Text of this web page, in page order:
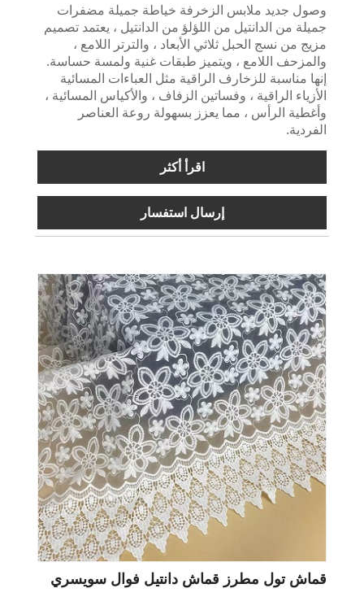
وصول جديد ملابس الزخرفة خياطة جميلة مضفرات
جميلة من الدانتيل من اللؤلؤ من الدانتيل ، يعتمد تصميم
مزيج من نسج الحبل ثلاثي الأبعاد ، والترتر اللامع ،
والمزحف اللامع ، ويتميز طبقات غنية ولمسة حساسة.
إنها مناسبة للزخارف الراقية مثل العباءات المسائية
الأزياء الراقية ، وفساتين الزفاف ، والأكياس المسائية ،
وأغطية الرأس ، مما يعزز بسهولة روعة العناصر
الفردية.
اقرأ أكثر
إرسال استفسار
قماش تول مطرز قماش دانتيل فوال سويسري